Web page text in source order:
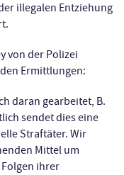
illegalen Entziehung
von der Polizei
Ermittlungen:
daran gearbeitet, B.
sendet dies eine
Straftäter. Wir
Mittel um
ihrer